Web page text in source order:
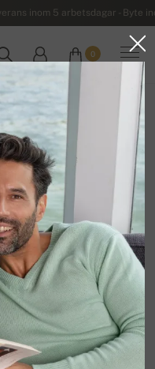
inom 5 arbetsdagar - Byte
0